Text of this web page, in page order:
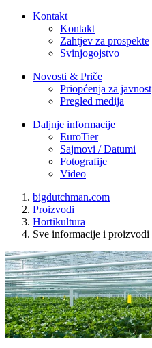
Kontakt
Kontakt
Zahtjev za prospekte
Svinjogojstvo
Novosti & Priče
Priopćenja za javnost
Pregled medija
Daljnje informacije
EuroTier
Sajmovi / Datumi
Fotografije
Video
bigdutchman.com
Proizvodi
Hortikultura
Sve informacije i proizvodi